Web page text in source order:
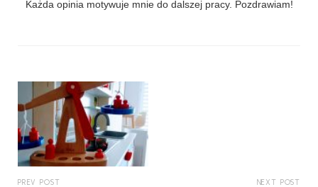
Każda opinia motywuje mnie do dalszej pracy. Pozdrawiam!
PREV POST NEXT POST